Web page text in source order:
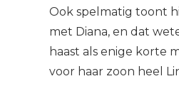
Ook spelmatig toont
met Diana, en dat
haast als enige korte
voor haar zoon heel